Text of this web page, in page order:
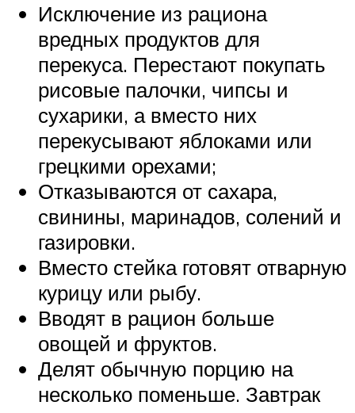
Исключение из рациона
вредных продуктов для
перекуса. Перестают покупать
рисовые палочки, чипсы и
сухарики, а вместо них
перекусывают яблоками или
грецкими орехами;
Отказываются от сахара,
свинины, маринадов, солений и
газировки.
Вместо стейка готовят отварную
курицу или рыбу.
Вводят в рацион больше
овощей и фруктов.
Делят обычную порцию на
несколько поменьше. Завтрак